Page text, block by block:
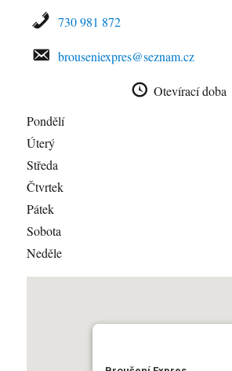
730 981 872
brouseniexpres@seznam.cz
Otevírací doba
Pondělí
Úterý
Středa
Čtvrtek
Pátek
Sobota
Neděle